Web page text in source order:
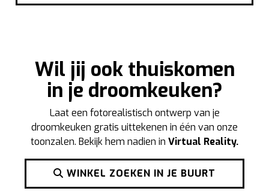
Wil jij ook thuiskomen
in je droomkeuken?
Laat een fotorealistisch ontwerp van je
droomkeuken gratis uittekenen in één van onze
toonzalen. Bekijk hem nadien in Virtual Reality.
WINKEL ZOEKEN IN JE BUURT